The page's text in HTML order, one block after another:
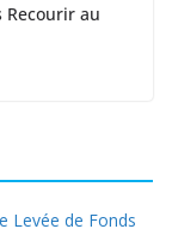
Recourir au
Levée de Fonds